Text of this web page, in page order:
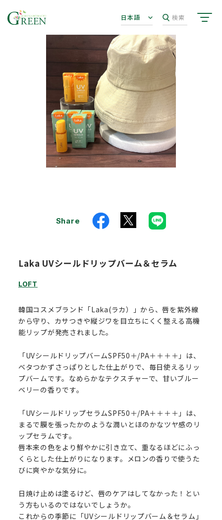
日本語 検索
Share
Laka UVシールドリップバーム＆セラム
LOFT
韓国コスメブランド「Laka(ラカ）」から、唇を紫外線
から守り、カサつきや縦ジワを目立ちにくく整える高機
能リップが発売されました。
「UVシールドリップバームSPF50＋/PA＋＋＋＋」は、
ベタつかずさっぱりとした仕上がりで、毎日使えるリッ
プバームです。なめらかなテクスチャーで、甘いブルー
ベリーの香りです。
「UVシールドリップセラムSPF50＋/PA＋＋＋＋」は、
まるで膜を張ったかのような潤いとほのかなツヤ感のリ
ップセラムです。
唇本来の色をより鮮やかに引き立て、重なるほどにふっ
くらとした仕上がりになります。メロンの香りで使うた
びに爽やかな気分に。
日焼け止めは塗るけど、唇のケアはしてなかった！とい
う方もいるのではないでしょうか。
これからの季節に「UVシールドリップバーム＆セラム」